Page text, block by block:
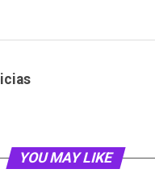
YOU MAY LIKE